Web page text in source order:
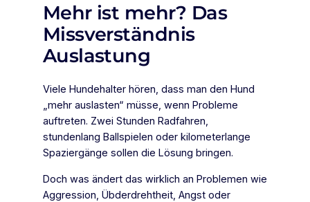
Mehr ist mehr? Das
Missverständnis
Auslastung
Viele Hundehalter hören, dass man den Hund
„mehr auslasten“ müsse, wenn Probleme
auftreten. Zwei Stunden Radfahren,
stundenlang Ballspielen oder kilometerlange
Spaziergänge sollen die Lösung bringen.
Doch was ändert das wirklich an Problemen wie
Aggression, Übderdrehtheit, Angst oder